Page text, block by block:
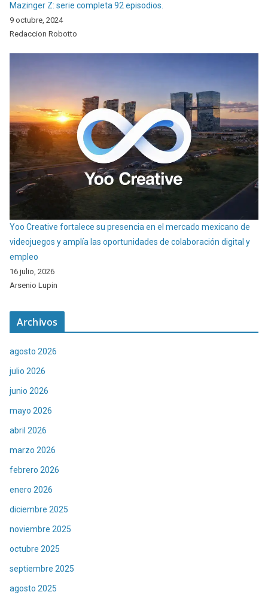
Mazinger Z: serie completa 92 episodios.
9 octubre, 2024
Redaccion Robotto
Yoo Creative fortalece su presencia en el mercado mexicano de
videojuegos y amplía las oportunidades de colaboración digital y
empleo
16 julio, 2026
Arsenio Lupin
Archivos
agosto 2026
julio 2026
junio 2026
mayo 2026
abril 2026
marzo 2026
febrero 2026
enero 2026
diciembre 2025
noviembre 2025
octubre 2025
septiembre 2025
agosto 2025